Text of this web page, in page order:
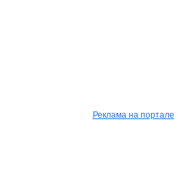
Реклама на портале